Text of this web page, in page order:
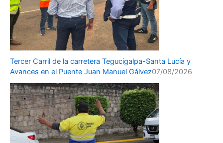
Tercer Carril de la carretera Tegucigalpa-Santa Lucía y
Avances en el Puente Juan Manuel Gálvez07/08/2026